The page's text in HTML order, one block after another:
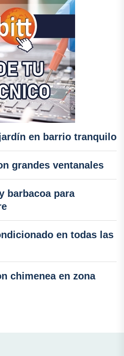
en barrio tranquilo
grandes ventanales
barbacoa para
en todas las
chimenea en zona